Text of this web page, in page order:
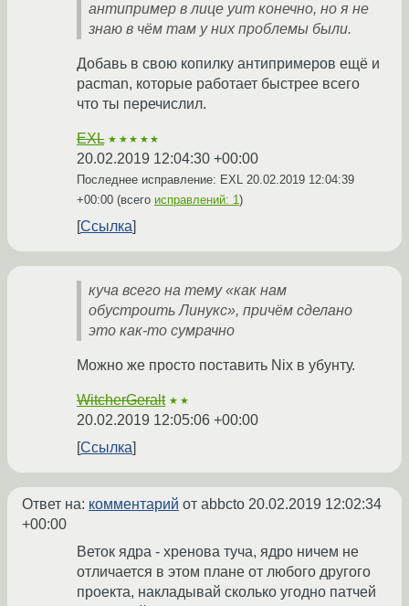
антипример в лице yum конечно, но я не
знаю в чём там у них проблемы были.
Добавь в свою копилку антипримеров ещё и
pacman, которые работает быстрее всего
что ты перечислил.
EXL ★★★★★
20.02.2019 12:04:30 +00:00
Последнее исправление: EXL 20.02.2019 12:04:39
+00:00 (всего исправлений: 1)
Ссылка
куча всего на тему «как нам
обустроить Линукс», причём сделано
это как-то сумрачно
Можно же просто поставить Nix в убунту.
WitcherGeralt ★★
20.02.2019 12:05:06 +00:00
Ссылка
Ответ на: комментарий от abbcto 20.02.2019 12:02:34
+00:00
Веток ядра - хренова туча, ядро ничем не
отличается в этом плане от любого другого
проекта, накладывай сколько угодно патчей